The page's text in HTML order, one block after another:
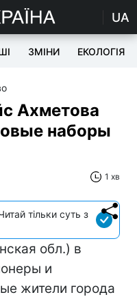
UA
ЗМІНИ ЕКОЛОГІЯ
Ахметова
наборы
1 хв
тільки суть з
обл.) в
и
жители города